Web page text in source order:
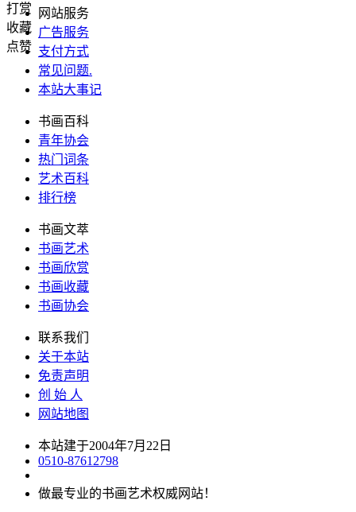
打赏
收藏
点赞
网站服务
广告服务
支付方式
常见问题.
本站大事记
书画百科
青年协会
热门词条
艺术百科
排行榜
书画文萃
书画艺术
书画欣赏
书画收藏
书画协会
联系我们
关于本站
免责声明
创 始 人
网站地图
本站建于2004年7月22日
0510-87612798
做最专业的书画艺术权威网站！